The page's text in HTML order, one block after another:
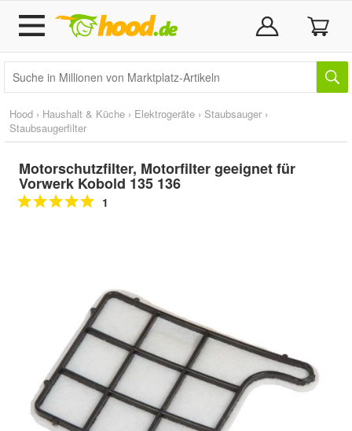
Hood › Haushalt & Küche › Elektrogeräte › Staubsauger ›
Staubsaugerfilter
Motorschutzfilter, Motorfilter geeignet für
Vorwerk Kobold 135 136
1